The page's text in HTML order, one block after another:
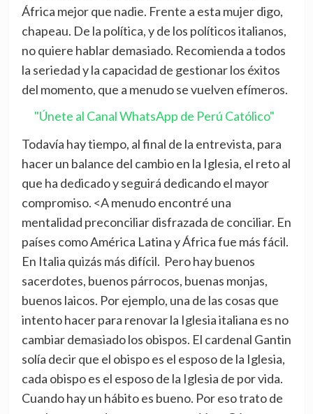
África mejor que nadie. Frente a esta mujer digo,
chapeau. De la política, y de los políticos italianos,
no quiere hablar demasiado. Recomienda a todos
la seriedad y la capacidad de gestionar los éxitos
del momento, que a menudo se vuelven efímeros.
"Únete al Canal WhatsApp de Perú Católico"
Todavía hay tiempo, al final de la entrevista, para
hacer un balance del cambio en la Iglesia, el reto al
que ha dedicado y seguirá dedicando el mayor
compromiso. <A menudo encontré una
mentalidad preconciliar disfrazada de conciliar. En
países como América Latina y África fue más fácil.
En Italia quizás más difícil. Pero hay buenos
sacerdotes, buenos párrocos, buenas monjas,
buenos laicos. Por ejemplo, una de las cosas que
intento hacer para renovar la Iglesia italiana es no
cambiar demasiado los obispos. El cardenal Gantin
solía decir que el obispo es el esposo de la Iglesia,
cada obispo es el esposo de la Iglesia de por vida.
Cuando hay un hábito es bueno. Por eso trato de